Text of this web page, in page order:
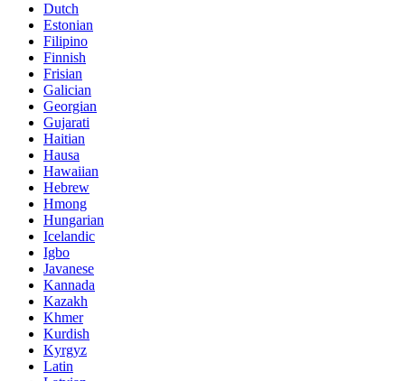
Dutch
Estonian
Filipino
Finnish
Frisian
Galician
Georgian
Gujarati
Haitian
Hausa
Hawaiian
Hebrew
Hmong
Hungarian
Icelandic
Igbo
Javanese
Kannada
Kazakh
Khmer
Kurdish
Kyrgyz
Latin